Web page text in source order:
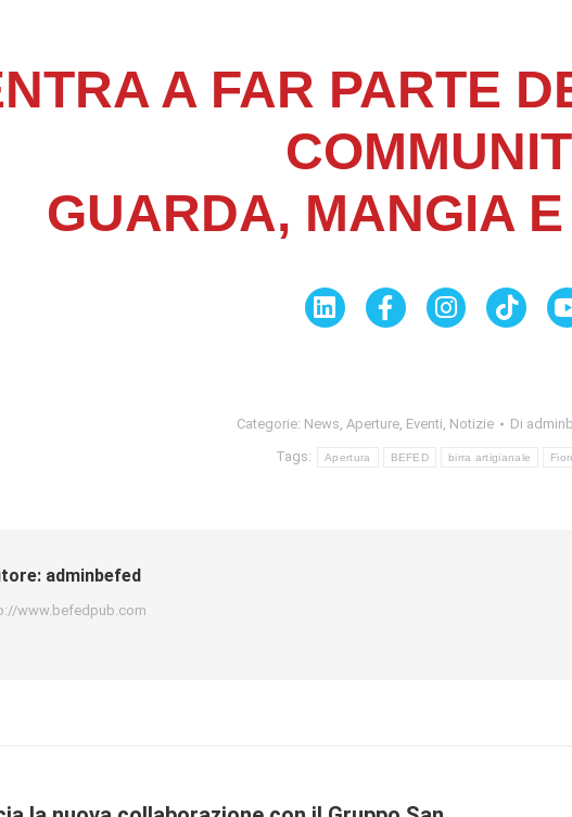
A FAR PARTE
GUARDA, MANGIA
Categorie: News Aperture Eventi Notizie Di
Tags: Apertura BEFED birra artigianale
adminbefed
www.befedpub.com